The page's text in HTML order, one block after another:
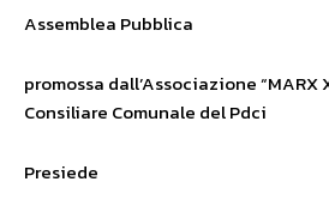
Assemblea Pubblica
promossa dall’Associazione “MARX
Consiliare Comunale del Pdci
Presiede